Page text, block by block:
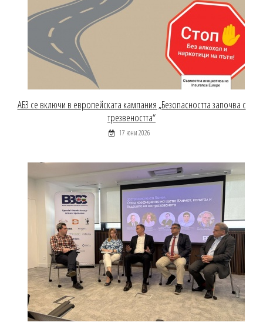
АБЗ се включи в европейската кампания „Безопасността започва с
трезвеността“
17 юни 2026